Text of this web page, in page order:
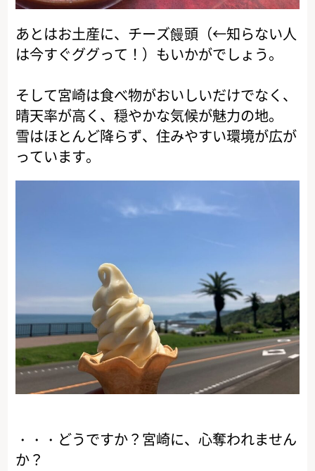
あとはお土産に、チーズ饅頭（←知らない人
は今すぐググって！）もいかがでしょう。
そして宮崎は食べ物がおいしいだけでなく、
晴天率が高く、穏やかな気候が魅力の地。
雪はほとんど降らず、住みやすい環境が広が
っています。
・・・どうですか？宮崎に、心奪われません
か？